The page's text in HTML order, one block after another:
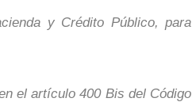
y Crédito Público, para
el artículo 400 Bis del Código